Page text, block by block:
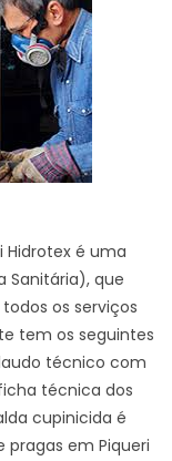
Hidrotex é uma
Sanitária), que
os serviços
tem os seguintes
técnico com
técnica dos
cupinicida é
em Piqueri